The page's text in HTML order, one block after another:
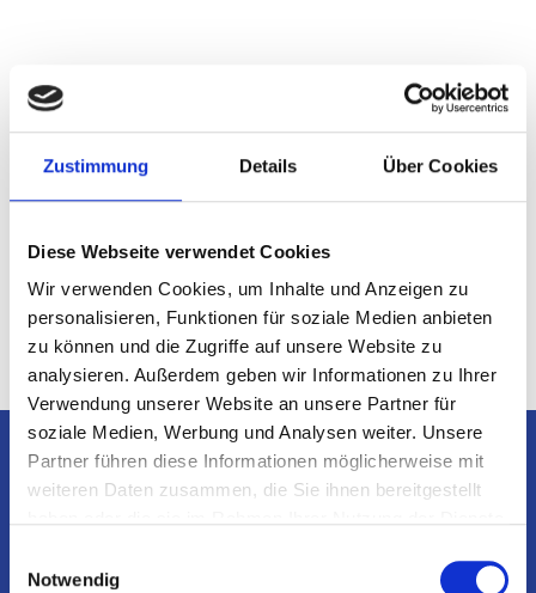
Zustimmung Details Über Cookies
Diese Webseite verwendet Cookies
Wir verwenden Cookies, um Inhalte und Anzeigen zu
personalisieren, Funktionen für soziale Medien anbieten
zu können und die Zugriffe auf unsere Website zu
analysieren. Außerdem geben wir Informationen zu Ihrer
Verwendung unserer Website an unsere Partner für
soziale Medien, Werbung und Analysen weiter. Unsere
Partner führen diese Informationen möglicherweise mit
weiteren Daten zusammen, die Sie ihnen bereitgestellt
Notwendig
Was Steurer konkret
für Industrie und